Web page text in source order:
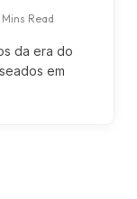
Mins Read
da era do
em